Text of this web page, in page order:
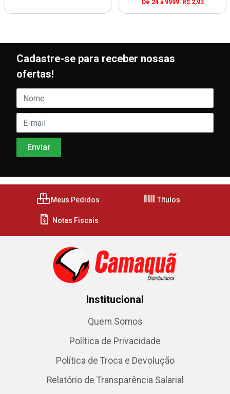
De 24 a 9999: R$ 2,93
Cadastre-se para receber nossas
ofertas!
Meus Pedidos Títulos
Notas Fiscais
Institucional
Quem Somos
Política de Privacidade
Política de Troca e Devolução
Relatório de Transparência Salarial